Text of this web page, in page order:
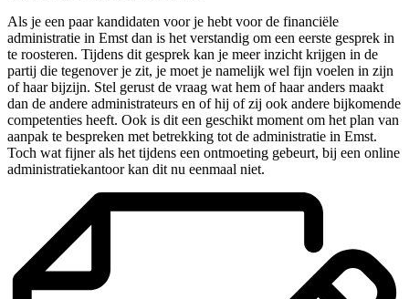
Als je een paar kandidaten voor je hebt voor de financiële
administratie in Emst dan is het verstandig om een eerste gesprek in
te roosteren. Tijdens dit gesprek kan je meer inzicht krijgen in de
partij die tegenover je zit, je moet je namelijk wel fijn voelen in zijn
of haar bijzijn. Stel gerust de vraag wat hem of haar anders maakt
dan de andere administrateurs en of hij of zij ook andere bijkomende
competenties heeft. Ook is dit een geschikt moment om het plan van
aanpak te bespreken met betrekking tot de administratie in Emst.
Toch wat fijner als het tijdens een ontmoeting gebeurt, bij een online
administratiekantoor kan dit nu eenmaal niet.